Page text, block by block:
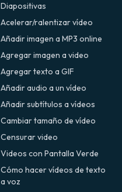
Diapositivas
Acelerar/ralentizar vídeo
Añadir imagen a MP3 online
Agregar imagen a video
Agregar texto a GIF
Añadir audio a un vídeo
Añadir subtítulos a vídeos
Cambiar tamaño de vídeo
Censurar video
Videos con Pantalla Verde
Cómo hacer vídeos de texto
a voz